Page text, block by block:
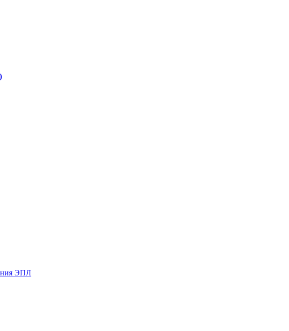
ЭПЛ